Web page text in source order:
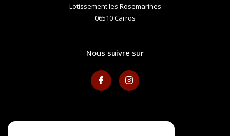
Lotissement les Rosemarines
06510 carros
nous suivre sur